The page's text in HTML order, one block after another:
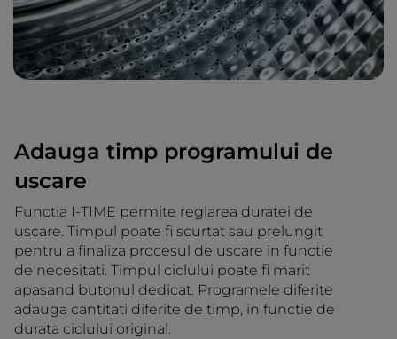
Adauga timp programului de
uscare
Functia I-TIME permite reglarea duratei de
uscare. Timpul poate fi scurtat sau prelungit
pentru a finaliza procesul de uscare in functie
de necesitati. Timpul ciclului poate fi marit
apasand butonul dedicat. Programele diferite
adauga cantitati diferite de timp, in functie de
durata ciclului original.